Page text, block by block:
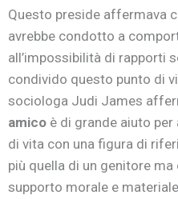
Questo preside affermava
avrebbe condotto a
all’impossibilità di rapporti
condivido questo punto di
sociologa Judi James
amico è di grande aiuto
di vita con una figura di
più quella di un genitore
supporto morale e